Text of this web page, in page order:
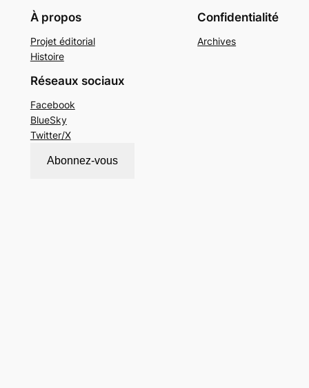
À propos
Projet éditorial
Histoire
Confidentialité
Archives
Réseaux sociaux
Facebook
BlueSky
Twitter/X
Abonnez-vous